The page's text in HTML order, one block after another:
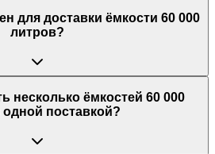
для доставки ёмкости 60 000
литров?
несколько ёмкостей 60 000
поставкой?